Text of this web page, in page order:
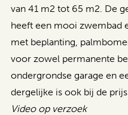
van 41 m2 tot 65 m2. De
heeft een mooi zwembad
met beplanting,
voor zowel permanente
ondergrondse garage en
dergelijke is ook bij de
Video op verzoek